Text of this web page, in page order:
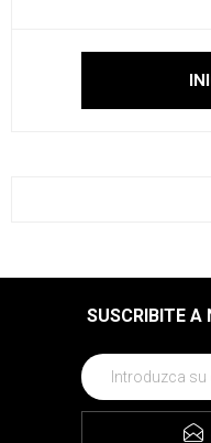
SUSCRIBITE A